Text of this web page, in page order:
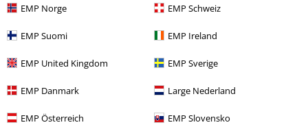
EMP Norge EMP Schweiz
EMP Suomi EMP Ireland
EMP United Kingdom EMP Sverige
EMP Danmark Large Nederland
EMP Österreich EMP Slovensko
Výpredaj % Média
Merch kapiel
E-Mail Newsletter
Získajte 15% zľavový poukaz, keď sa prihlásite